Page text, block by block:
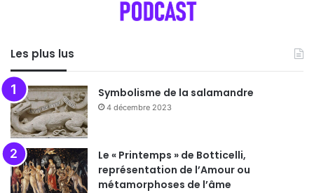
Les plus lus
Symbolisme de la salamandre
4 décembre 2023
Le « Printemps » de Botticelli,
représentation de l’Amour ou
métamorphoses de l’âme